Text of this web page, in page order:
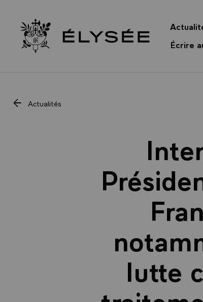
Retour à l’accueil Élysée
Écrire
Actualités
lutte